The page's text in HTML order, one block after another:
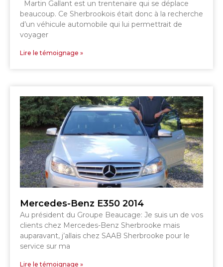
Martin Gallant est un trentenaire qui se déplace
beaucoup. Ce Sherbrookois était donc à la recherche
d’un véhicule automobile qui lui permettrait de
voyager
Lire le témoignage »
Mercedes-Benz E350 2014
Au président du Groupe Beaucage: Je suis un de vos
clients chez Mercedes-Benz Sherbrooke mais
auparavant, j’allais chez SAAB Sherbrooke pour le
service sur ma
Lire le témoignage »
COWANSVILLE
SHERBROOKE
ST-HYACINTHE
GRANBY
DRUMMONDVILLE
SHERBROOKE
GRANBY
MAGOG
ST-HYACINTHE
SHERBROOKE